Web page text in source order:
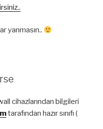
yanmasın..
cihazlarından bilgileri
tarafından hazır sınıfı (